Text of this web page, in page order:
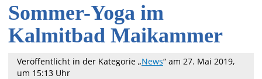
Sommer-Yoga im
Kalmitbad Maikammer
Veröffentlicht in der Kategorie „News“ am 27. Mai 2019,
um 15:13 Uhr